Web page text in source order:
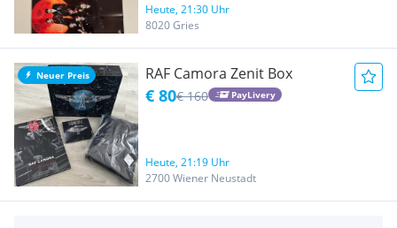
Heute, 21:30 Uhr
8020 Gries
Neuer Preis RAF Camora Zenit Box
€ 80€ 160 PayLivery
Heute, 21:19 Uhr
2700 Wiener Neustadt